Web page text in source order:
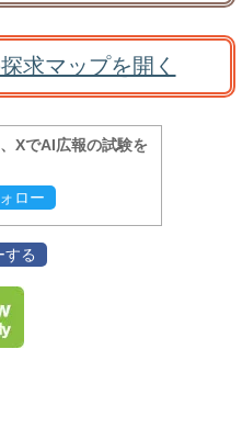
求マップを開く
XでAI広報の試験を
ロー
する